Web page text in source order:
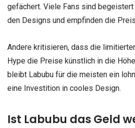
gefächert. Viele Fans sind begeistert
den Designs und empfinden die
Andere kritisieren, dass die
Hype die Preise künstlich in die
bleibt Labubu für die meisten ein
eine Investition in cooles Design.
Ist Labubu das Geld